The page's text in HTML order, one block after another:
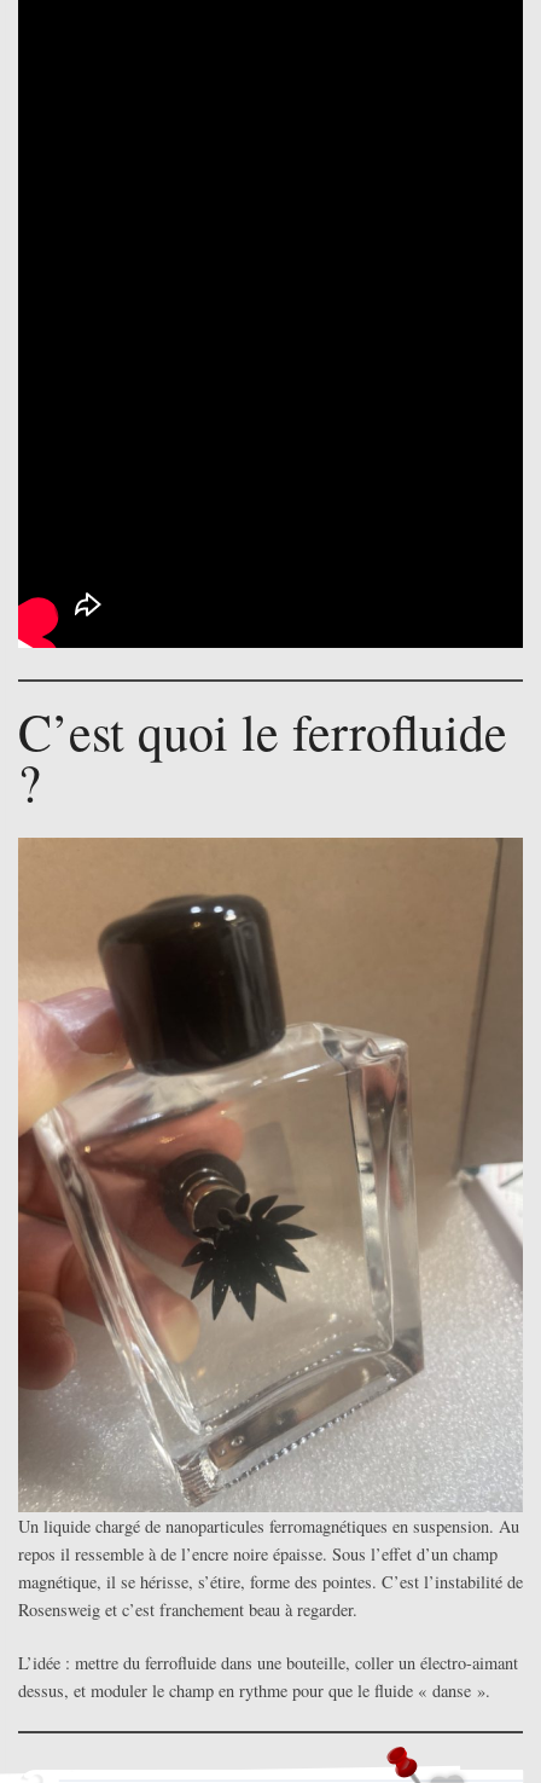
C’est quoi le ferrofluide
?
Un liquide chargé de nanoparticules ferromagnétiques en suspension. Au
repos il ressemble à de l’encre noire épaisse. Sous l’effet d’un champ
magnétique, il se hérisse, s’étire, forme des pointes. C’est l’instabilité de
Rosensweig et c’est franchement beau à regarder.
L’idée : mettre du ferrofluide dans une bouteille, coller un électro-aimant
dessus, et moduler le champ en rythme pour que le fluide « danse ».